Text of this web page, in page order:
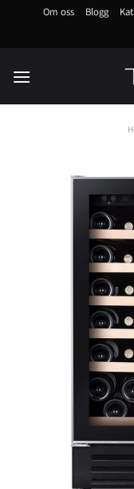
Om oss Blogg